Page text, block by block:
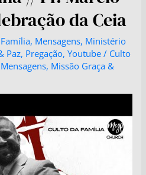
da Ceia
, Mensagens, Ministério
Paz, Pregação,Youtube / Culto
Mensagens, Missão Graça &